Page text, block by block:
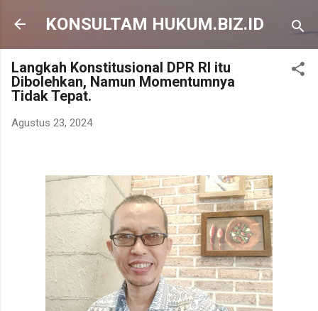
Langsung ke konten utama
KONSULTAM HUKUM.BIZ.ID
Langkah Konstitusional DPR RI itu
Dibolehkan, Namun Momentumnya
Tidak Tepat.
Agustus 23, 2024